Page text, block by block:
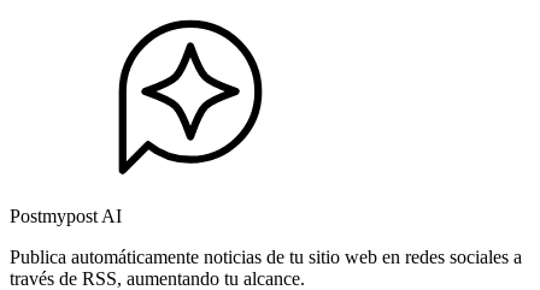
Postmypost AI
Publica automáticamente noticias de tu sitio web en redes sociales a
través de RSS, aumentando tu alcance.